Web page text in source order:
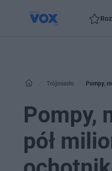
Trójmiasto Pompy,
Pompy,
pół